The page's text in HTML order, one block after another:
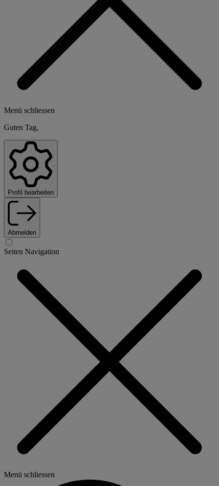
Menü schliessen
Guten Tag,
Profil bearbeiten
Abmelden
Seiten Navigation
Menü schliessen